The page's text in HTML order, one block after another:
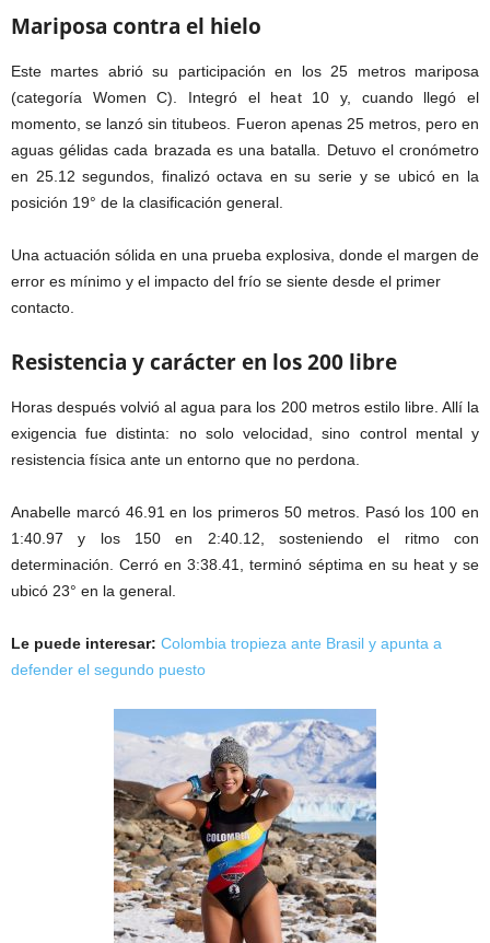
Mariposa contra el hielo
Este martes abrió su participación en los 25 metros mariposa
(categoría Women C). Integró el heat 10 y, cuando llegó el
momento, se lanzó sin titubeos. Fueron apenas 25 metros, pero en
aguas gélidas cada brazada es una batalla. Detuvo el cronómetro
en 25.12 segundos, finalizó octava en su serie y se ubicó en la
posición 19° de la clasificación general.
Una actuación sólida en una prueba explosiva, donde el margen de
error es mínimo y el impacto del frío se siente desde el primer
contacto.
Resistencia y carácter en los 200 libre
Horas después volvió al agua para los 200 metros estilo libre. Allí la
exigencia fue distinta: no solo velocidad, sino control mental y
resistencia física ante un entorno que no perdona.
Anabelle marcó 46.91 en los primeros 50 metros. Pasó los 100 en
1:40.97 y los 150 en 2:40.12, sosteniendo el ritmo con
determinación. Cerró en 3:38.41, terminó séptima en su heat y se
ubicó 23° en la general.
Le puede interesar: Colombia tropieza ante Brasil y apunta a
defender el segundo puesto